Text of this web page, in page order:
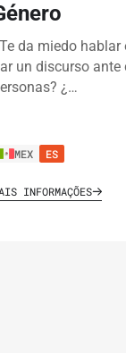
da miedo
un discurso ante
¿…
MEX ES
INFORMAÇÕES